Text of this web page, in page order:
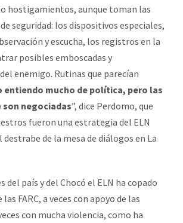
hostigamientos, aunque toman las
seguridad: los dispositivos especiales,
y escucha, los registros en la
posibles emboscadas y
enemigo. Rutinas que parecían
entiendo mucho de política, pero las
negociadas”, dice Perdomo, que
fueron una estrategia del ELN
de la mesa de diálogos en La
del país y del Chocó el ELN ha copado
FARC, a veces con apoyo de las
con mucha violencia, como ha